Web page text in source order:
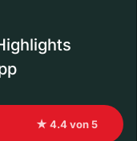
★ 4.4 von 5